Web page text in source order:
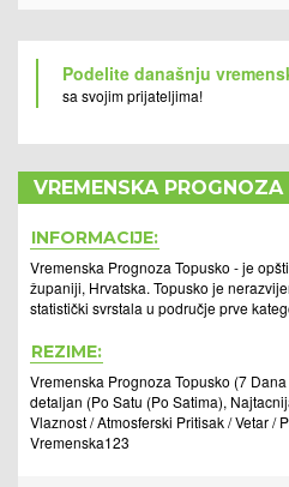
Podelite današnju
sa svojim prijateljima!
VREMENSKA
INFORMACIJE:
Vremenska Prognoza Topusko - je
županiji, Hrvatska. Topusko je
statistički svrstala u područje prve
REZIME:
Vremenska Prognoza Topusko (7
detaljan (Po Satu (Po Satima),
Vlaznost / Atmosferski Pritisak / Vetar /
Vremenska123